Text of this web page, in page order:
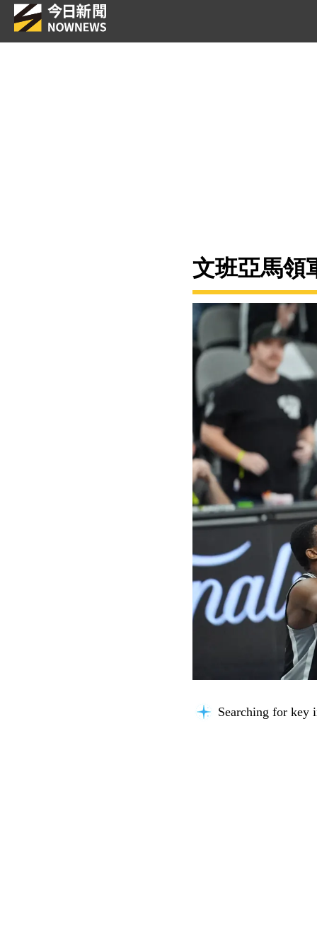
文班亞馬領
Searching for key